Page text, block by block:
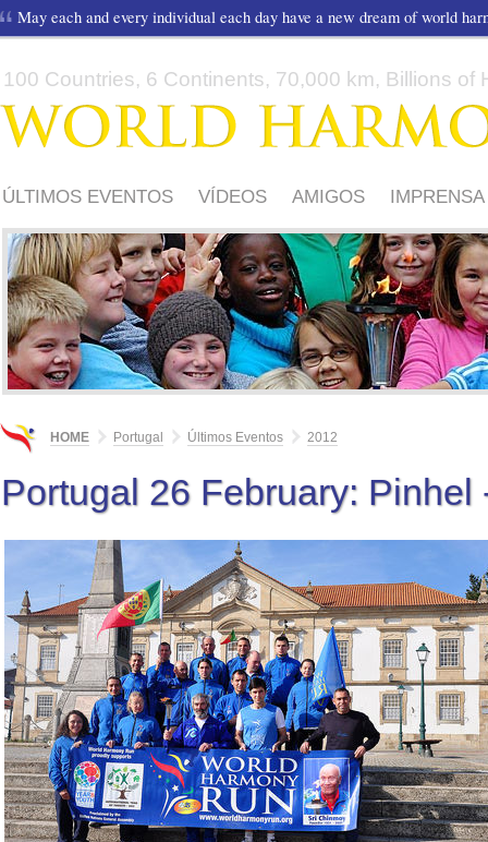
May each and every individual each day have a new dream of world
100 Countries, 6 Continents, 70,000 km, Billions of
ÚLTIMOS EVENTOS VÍDEOS AMIGOS
IMPRENSA
A CANÇÃO DA CORRIDA
SOBRE A CORRIDA
HOME Portugal Últimos Eventos 2012
Portugal 26 February: Pinhel